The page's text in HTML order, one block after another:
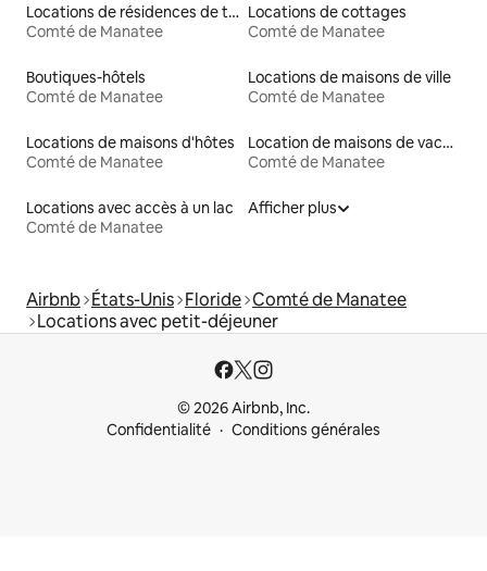
Locations de résidences de tourisme
Comté de Manatee
Locations de cottages
Comté de Manatee
Boutiques-hôtels
Comté de Manatee
Locations de maisons de ville
Comté de Manatee
Locations de maisons d'hôtes
Comté de Manatee
Location de maisons de vacances
Comté de Manatee
Locations avec accès à un lac
Comté de Manatee
Afficher plus
Airbnb États-Unis Floride Comté de Manatee
Locations avec petit-déjeuner
© 2026 Airbnb, Inc.
Confidentialité
Conditions générales